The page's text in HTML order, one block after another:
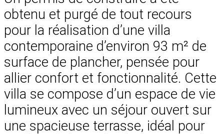
obtenu et purgé de tout recours
pour la réalisation d’une villa
contemporaine d’environ 93 m² de
surface de plancher, pensée pour
allier confort et fonctionnalité. Cette
villa se compose d’un espace de vie
lumineux avec un séjour ouvert sur
une spacieuse terrasse, idéal pour